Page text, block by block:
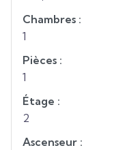
Chambres :
1
Pièces :
1
Étage :
2
Ascenseur :